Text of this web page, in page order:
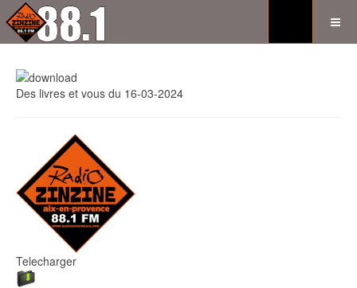
Des livres et vous du 16-03-2024
Telecharger